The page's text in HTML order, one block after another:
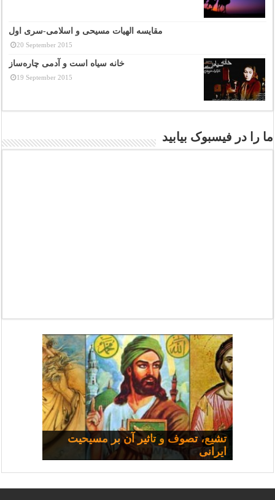
مقایسه الهیات مسیحی و اسلامی-سری اول
20 September 2015
خانه سیاه است و آدمی چاره‌ساز
19 September 2015
ما را در فیسبوک بیابید
تشیع، تصوف و تاثیر آن بر مسیحیت
ایرانی
چرا همه شفا نمی‌یابند؟
مسیحی و سیاست: مجموعه
سخنرانی‌ها